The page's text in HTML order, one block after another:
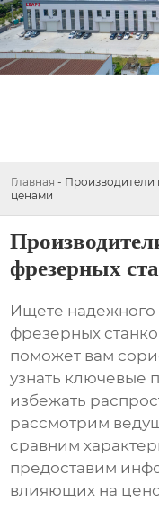
Главная - Производители
ценами
фрезерных
Ищете надежного
фрезерных
поможет вам
узнать ключевые
избежать
рассмотрим
сравним
предоставим
влияющих на